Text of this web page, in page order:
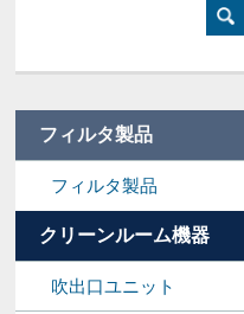
フィルタ製品
フィルタ製品
クリーンルーム機器
吹出口ユニット